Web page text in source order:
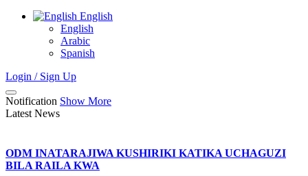
English
English
Arabic
Spanish
Login / Sign Up
Notification Show More
Latest News
ODM INATARAJIWA KUSHIRIKI KATIKA UCHAGUZI
BILA RAILA KWA